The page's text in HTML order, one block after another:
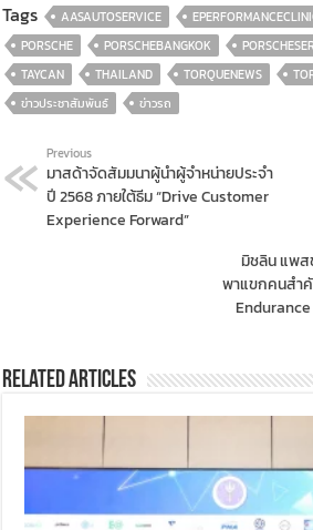
Tags AASAUTOSERVICE
PORSCHE
PORSCHEBANGKOK
TAYCAN
THAILAND TORQUENEWS
ข่าวประชาสัมพันธ์
ข่าวรถ
Previous
มาสด้าจัดสัมมนาผู้นำผู้จำหน่ายประจำ
ปี 2568 ภายใต้ธีม “Drive Customer
Experience Forward”
มิชลิน แพส
พาแขกคนสำ
Endurance
Related Articles